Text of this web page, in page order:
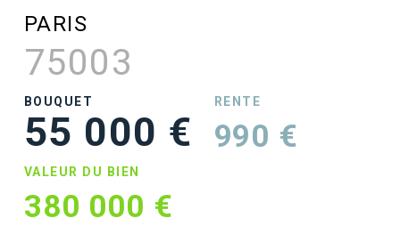
PARIS
75003
BOUQUET
55 000 €
RENTE
990 €
VALEUR DU BIEN
380 000 €